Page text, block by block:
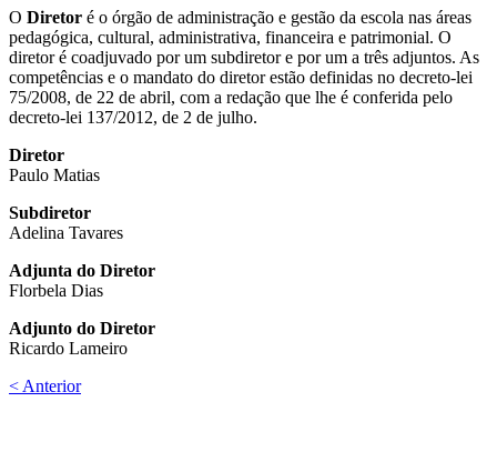
O Diretor é o órgão de administração e gestão da escola nas áreas
pedagógica, cultural, administrativa, financeira e patrimonial. O
diretor é coadjuvado por um subdiretor e por um a três adjuntos. As
competências e o mandato do diretor estão definidas no decreto-lei
75/2008, de 22 de abril, com a redação que lhe é conferida pelo
decreto-lei 137/2012, de 2 de julho.
Diretor
Paulo Matias
Subdiretor
Adelina Tavares
Adjunta do Diretor
Florbela Dias
Adjunto do Diretor
Ricardo Lameiro
< Anterior